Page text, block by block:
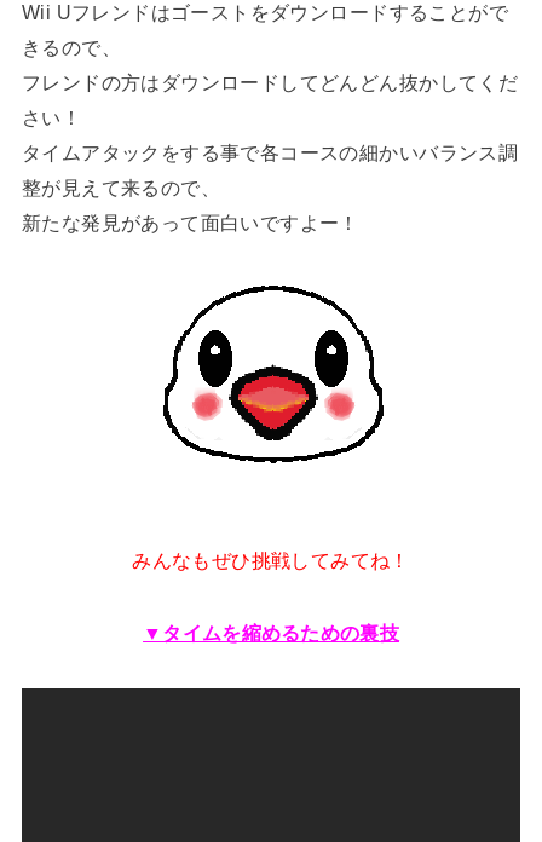
Wii Uフレンドはゴーストをダウンロードすることがで
きるので、
フレンドの方はダウンロードしてどんどん抜かしてくだ
さい！
タイムアタックをする事で各コースの細かいバランス調
整が見えて来るので、
新たな発見があって面白いですよー！
みんなもぜひ挑戦してみてね！
▼タイムを縮めるための裏技